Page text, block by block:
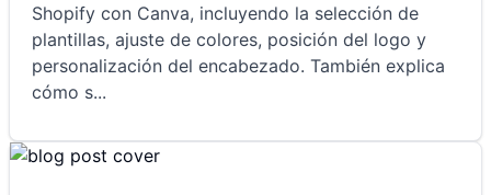
Shopify con Canva, incluyendo la selección de
plantillas, ajuste de colores, posición del logo y
personalización del encabezado. También explica
cómo s...